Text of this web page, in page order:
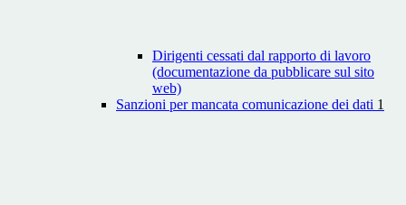
Dirigenti cessati dal rapporto di lavoro
(documentazione da pubblicare sul sito
web)
Sanzioni per mancata comunicazione dei dati 1